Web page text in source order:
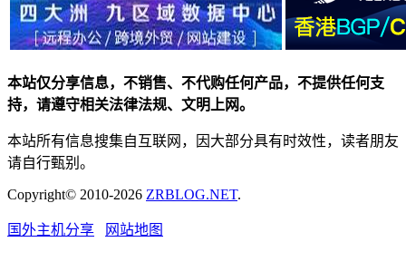
本站仅分享信息，不销售、不代购任何产品，不提供任何支
持，请遵守相关法律法规、文明上网。
本站所有信息搜集自互联网，因大部分具有时效性，读者朋友
请自行甄别。
Copyright© 2010-2026 ZRBLOG.NET.
国外主机分享 网站地图